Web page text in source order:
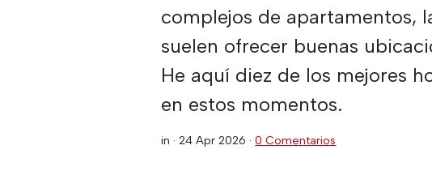
complejos de apartamentos,
suelen ofrecer buenas
He aquí diez de los mejores
en estos momentos.
in ·24 Apr 2026 ·0 Comentarios